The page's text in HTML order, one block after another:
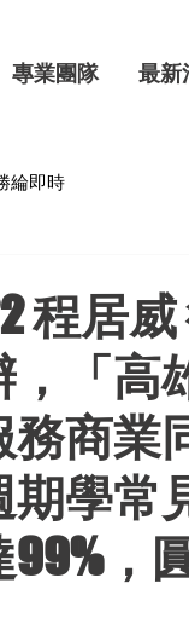
專業團隊 最新
綸即時
程居
「高
商業
學常
，